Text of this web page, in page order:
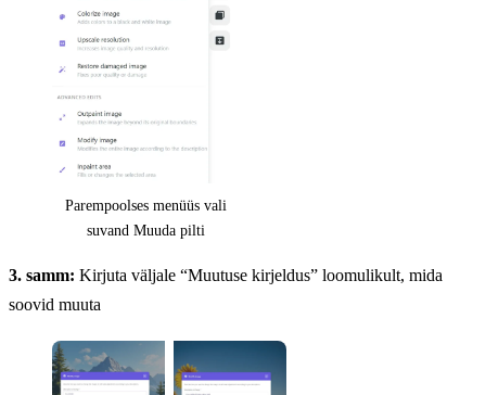
Parempoolses menüüs vali
suvand Muuda pilti
3. samm: Kirjuta väljale “Muutuse kirjeldus” loomulikult, mida
soovid muuta